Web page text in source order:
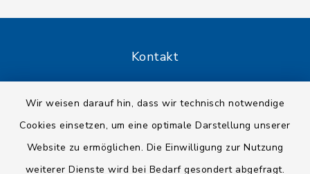
Wir weisen darauf hin, dass wir technisch notwendige
Cookies einsetzen, um eine optimale Darstellung unserer
Website zu ermöglichen. Die Einwilligung zur Nutzung
weiterer Dienste wird bei Bedarf gesondert abgefragt.
Kontakt
Datenschutz
Impressum